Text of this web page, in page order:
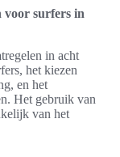
voor surfers in
in acht
het kiezen
en het
Het gebruik van
van het